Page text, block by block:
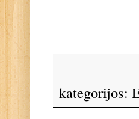
kategorijos: